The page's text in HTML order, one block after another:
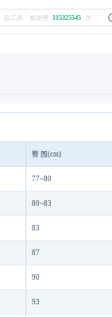
款工具，被使用 115325545 次
臀 围(cm)
77~80
80~83
83
87
90
93